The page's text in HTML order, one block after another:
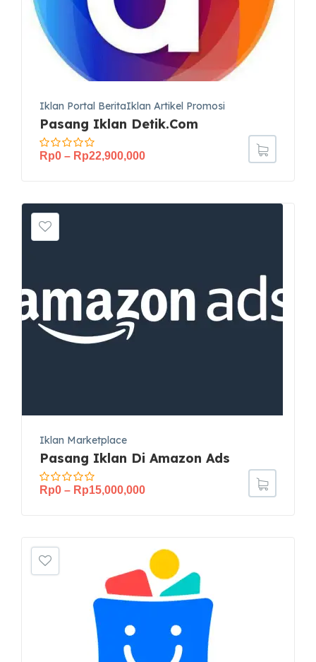
Iklan Portal BeritaIklan Artikel Promosi
Pasang Iklan Detik.com
Rp0 – Rp22,900,000
Iklan Marketplace
Pasang Iklan Di Amazon Ads
Rp0 – Rp15,000,000